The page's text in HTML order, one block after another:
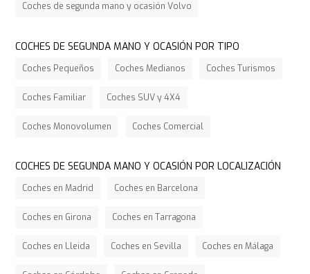
Coches de segunda mano y ocasión Volvo
COCHES DE SEGUNDA MANO Y OCASIÓN POR TIPO
Coches Pequeños Coches Medianos Coches Turismos
Coches Familiar Coches SUV y 4X4
Coches Monovolumen Coches Comercial
COCHES DE SEGUNDA MANO Y OCASIÓN POR LOCALIZACIÓN
Coches en Madrid Coches en Barcelona
Coches en Girona Coches en Tarragona
Coches en Lleida Coches en Sevilla Coches en Málaga